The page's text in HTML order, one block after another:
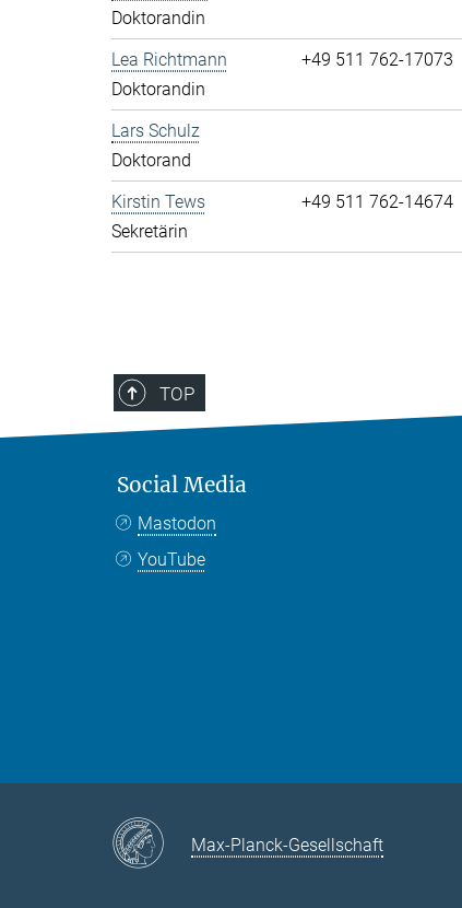
Doktorandin
Lea Richtmann
Doktorandin
+49 511 762-17073
Lars Schulz
Doktorand
Kirstin Tews
Sekretärin
+49 511 762-14674
TOP
Social Media
Mastodon
YouTube
Max-Planck-Gesellschaft